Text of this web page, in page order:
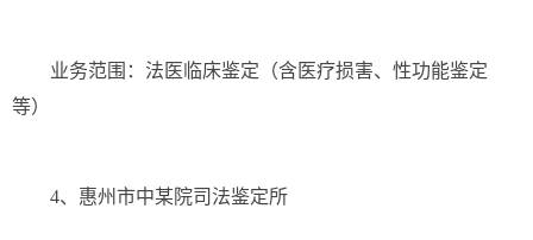
业务范围：法医临床鉴定（含医疗损害、性功能鉴定
等）
4、惠州市中某院司法鉴定所